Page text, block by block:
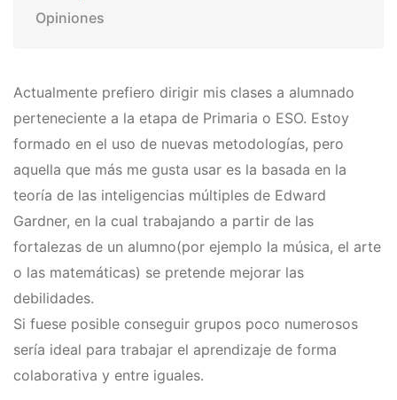
Opiniones
Actualmente prefiero dirigir mis clases a alumnado
perteneciente a la etapa de Primaria o ESO. Estoy
formado en el uso de nuevas metodologí­as, pero
aquella que más me gusta usar es la basada en la
teorí­a de las inteligencias múltiples de Edward
Gardner, en la cual trabajando a partir de las
fortalezas de un alumno(por ejemplo la música, el arte
o las matemáticas) se pretende mejorar las
debilidades.
Si fuese posible conseguir grupos poco numerosos
serí­a ideal para trabajar el aprendizaje de forma
colaborativa y entre iguales.